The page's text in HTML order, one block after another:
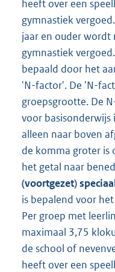
heeft over een
gymnastiek
jaar en ouder
gymnastiek
bepaald door het
'N-factor'. De 'N-
groepsgrootte. De
voor
alleen naar boven
de komma groter is
het getal naar
(voortgezet)
is bepalend voor
Per groep met
maximaal 3,75
de school of
heeft over een